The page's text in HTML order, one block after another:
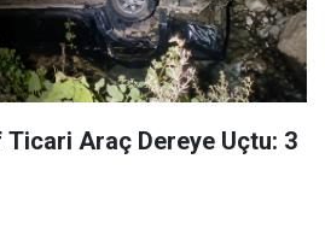
Ticari Araç Dereye Uçtu: 3